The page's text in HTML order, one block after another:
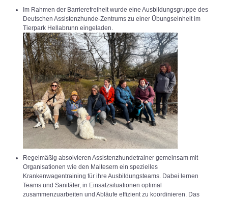
Im Rahmen der Barrierefreiheit wurde eine Ausbildungsgruppe des
Deutschen Assistenzhunde-Zentrums zu einer Übungseinheit im
Tierpark Hellabrunn eingeladen.
Regelmäßig absolvieren Assistenzhundetrainer gemeinsam mit
Organisationen wie den Maltesern ein spezielles
Krankenwagentraining für ihre Ausbildungsteams. Dabei lernen
Teams und Sanitäter, in Einsatzsituationen optimal
zusammenzuarbeiten und Abläufe effizient zu koordinieren. Das